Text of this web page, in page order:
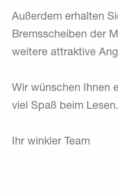
Außerdem erhalten
Bremsscheiben der
weitere attraktive
Wir wünschen Ihnen
viel Spaß beim Lesen.
Ihr winkler Team